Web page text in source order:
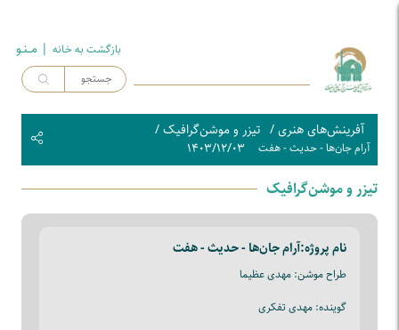
بازگشت به خـانه | مــنـو
آفرینش‌های هنری/ تیزر و موشن‌گرافیک/
آرام جان‌ها - حدیث - هفت ۱۴۰۳/۱۲/۰۳
تیزر و موشن‌گرافیک
نام پروژه:آرام جان‌ها - حدیث - هفت
طراح موشن: مهدی عظیما
گوینده: مهدی تفکری